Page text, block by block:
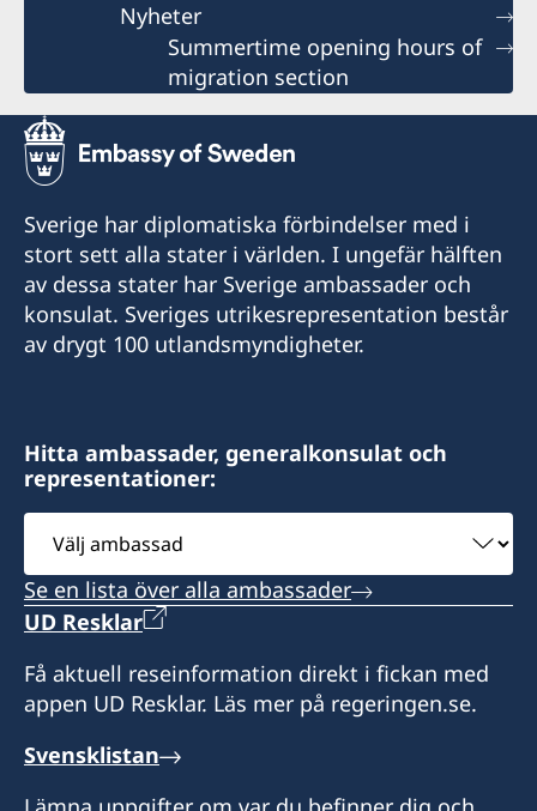
Nyheter
Summertime opening hours of
migration section
Sverige har diplomatiska förbindelser med i
stort sett alla stater i världen. I ungefär hälften
av dessa stater har Sverige ambassader och
konsulat. Sveriges utrikesrepresentation består
av drygt 100 utlandsmyndigheter.
Hitta ambassader, generalkonsulat och
representationer:
Välj
ambassad
Se en lista över alla ambassader
UD Resklar
Få aktuell reseinformation direkt i fickan med
appen UD Resklar. Läs mer på regeringen.se.
Svensklistan